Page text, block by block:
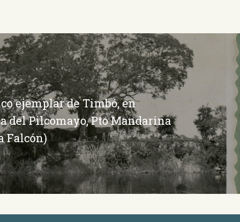
ejemplar de Timbó, en
del Pilcomayo, Pto Mandarina
Falcón)